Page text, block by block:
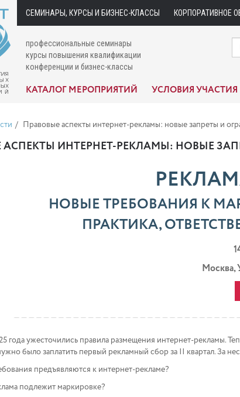
СЕМИНАРЫ, КУРСЫ И БИЗНЕС-КЛАССЫ КОРПОРАТИВНОЕ
профессиональные семинары
курсы повышения квалификации
конференции и бизнес-классы
КАТАЛОГ МЕРОПРИЯТИЙ УСЛОВИЯ УЧАСТИЯ
Правовые аспекты интернет-рекламы: новые запреты и
АСПЕКТЫ ИНТЕРНЕТ-РЕКЛАМЫ: НОВЫЕ
НОВЫЕ ТРЕБОВАНИЯ К
ПРАКТИКА,
Москва,
года ужесточились правила размещения интернет-рекламы.
было заплатить первый рекламный сбор за II квартал. За
предъявляются к интернет-рекламе?
подлежит маркировке?